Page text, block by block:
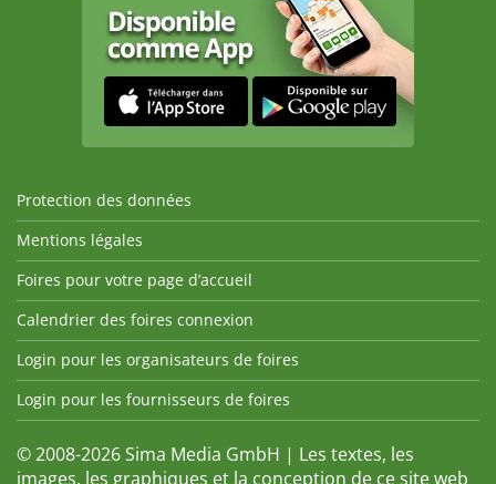
Protection des données
Mentions légales
Foires pour votre page d’accueil
Calendrier des foires connexion
Login pour les organisateurs de foires
Login pour les fournisseurs de foires
© 2008-2026 Sima Media GmbH | Les textes, les
images, les graphiques et la conception de ce site web